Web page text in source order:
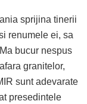
sprijina tinerii
renumele ei, sa
bucur nespus
granitelor,
sunt adevarate
presedintele